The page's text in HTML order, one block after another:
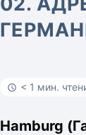
< 1 мин.
Hamburg